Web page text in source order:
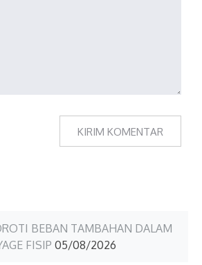
BEBAN TAMBAHAN DALAM
FISIP 05/08/2026